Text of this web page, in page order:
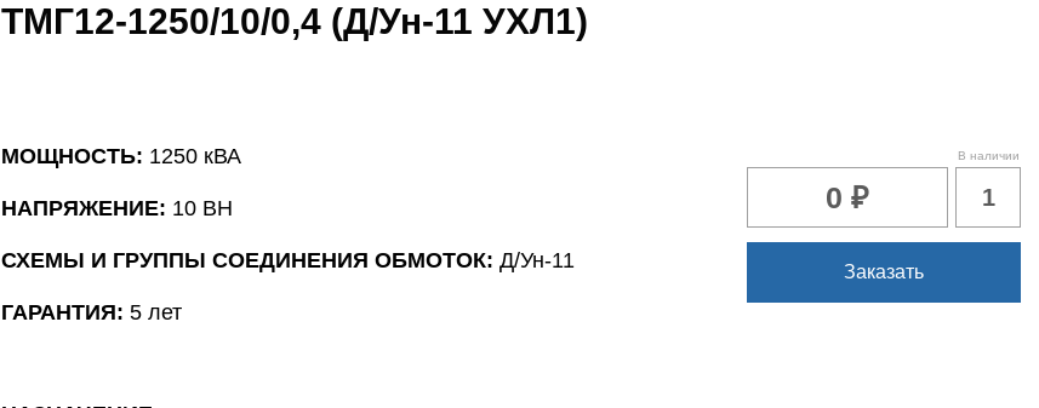
ТМГ12-1250/10/0,4 (Д/Ун-11 УХЛ1)
МОЩНОСТЬ: 1250 кВА
НАПРЯЖЕНИЕ: 10 ВН
СХЕМЫ И ГРУППЫ СОЕДИНЕНИЯ ОБМОТОК:Д/Ун-11
ГАРАНТИЯ:5 лет
0 ₽ 1
В наличии
Заказать